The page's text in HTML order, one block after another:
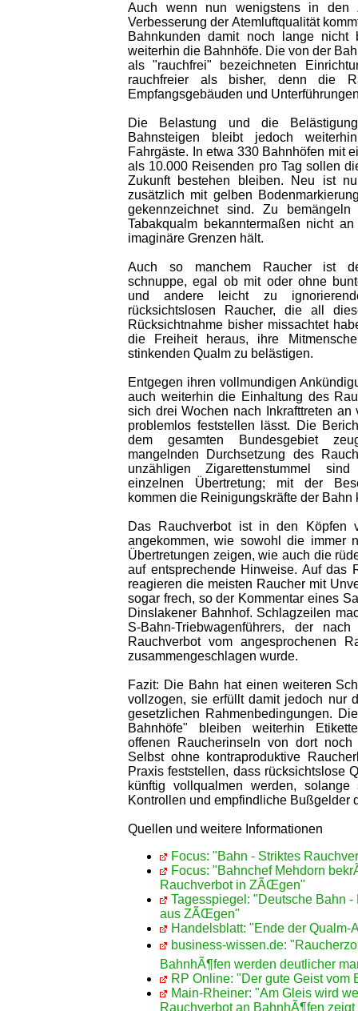
Auch wenn nun wenigstens in den
Verbesserung der Atemluftqualität
Bahnkunden damit noch lange nicht
weiterhin die Bahnhöfe. Die von der
als "rauchfrei" bezeichneten
rauchfreier als bisher, denn die
Empfangsgebäuden und
Die Belastung und die
Bahnsteigen bleibt jedoch
Fahrgäste. In etwa 330 Bahnhöfen mit
als 10.000 Reisenden pro Tag sollen
Zukunft bestehen bleiben. Neu ist
zusätzlich mit gelben
gekennzeichnet sind. Zu
Tabakqualm bekanntermaßen nicht
imaginäre Grenzen hält.
Auch so manchem Raucher ist
schnuppe, egal ob mit oder ohne
und andere leicht zu
rücksichtslosen Raucher, die all
Rücksichtnahme bisher missachtet
die Freiheit heraus, ihre
stinkenden Qualm zu belästigen.
Entgegen ihren vollmundigen
auch weiterhin die Einhaltung des
sich drei Wochen nach Inkrafttreten an
problemlos feststellen lässt. Die
dem gesamten Bundesgebiet
mangelnden Durchsetzung des
unzähligen Zigarettenstummel
einzelnen Übertretung; mit der
kommen die Reinigungskräfte der Bahn
Das Rauchverbot ist in den Köpfen
angekommen, wie sowohl die immer
Übertretungen zeigen, wie auch die
auf entsprechende Hinweise. Auf das
reagieren die meisten Raucher mit
sogar frech, so der Kommentar eines
Dinslakener Bahnhof. Schlagzeilen
S-Bahn-Triebwagenführers, der
Rauchverbot vom angesprochenen
zusammengeschlagen wurde.
Fazit: Die Bahn hat einen weiteren
vollzogen, sie erfüllt damit jedoch nur
gesetzlichen Rahmenbedingungen.
Bahnhöfe" bleiben weiterhin
offenen Raucherinseln von dort
Selbst ohne kontraproduktive
Praxis feststellen, dass rücksichtslose
künftig vollqualmen werden,
Kontrollen und empfindliche Bußgelder
Quellen und weitere Informationen
Focus: "Bahn - Striktes
Focus: "Bahnchef Mehdorn
Rauchverbot in ZÃŒgen"
Tagesspiegel: "Deutsche Bahn
aus ZÃŒgen"
Handelsblatt: "Ende der Qualm-
business-wissen.de:
BahnhÃ¶fen werden deutlicher
RP Online: "Der gute Geist vom
Main-Rheiner: "Am Gleis wird
Rauchverbot an BahnhÃ¶fen